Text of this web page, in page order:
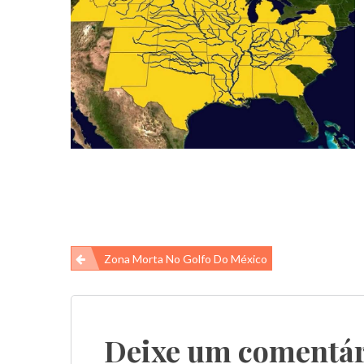
Navegação
de
Zona Morta No Golfo Do México
Deixe um